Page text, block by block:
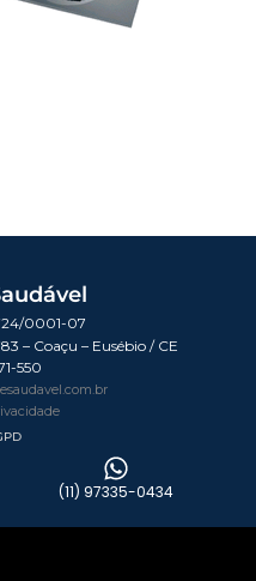
0001-07
– Coaçu – Eusébio / CE
550
(11) 97335-0434